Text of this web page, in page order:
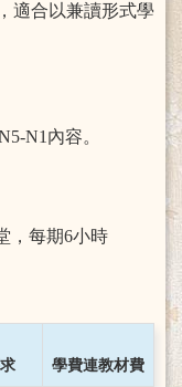
適合以兼讀形式學
N1內容。
，每期6小時
學費連教材費